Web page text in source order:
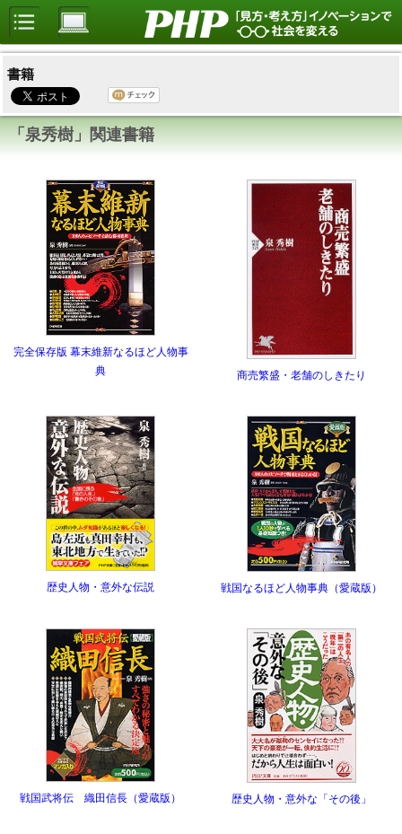
書籍
「泉秀樹」関連書籍
完全保存版 幕末維新なるほど人物事
典
商売繁盛・老舗のしきたり
歴史人物・意外な伝説 戦国なるほど人物事典（愛蔵版）
戦国武将伝 織田信長（愛蔵版） 歴史人物・意外な「その後」